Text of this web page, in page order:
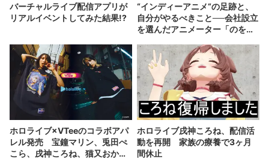
バーチャルライブ配信アプリが
リアルイベントしてみた結果!?
“インディーアニメ“の足跡と、
自分がやるべきこと──会社設立
を選んだアニメーター「のを
ホロライブ×VTeeのコラボアパ
レル発売 宝鐘マリン、兎田ぺ
こら、戌神ころね、猫又おかゆ
ホロライブ戌神ころね、配信活
動を再開 家族の療養で3ヶ月
間休止